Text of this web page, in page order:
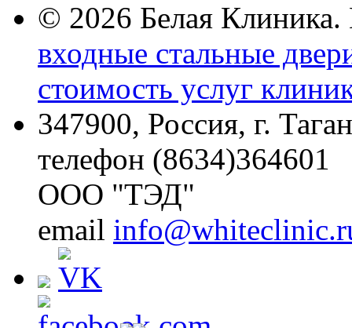
© 2026 Белая Клиника.
входные стальные
стоимость услуг
347900, Россия, г.
телефон (8634)364601
ООО "ТЭД"
email